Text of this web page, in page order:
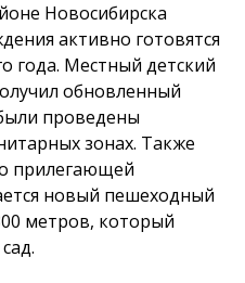
Новосибирска
активно готовятся
года. Местный детский
обновленный
проведены
зонах. Также
прилегающей
новый пешеходный
метров, который